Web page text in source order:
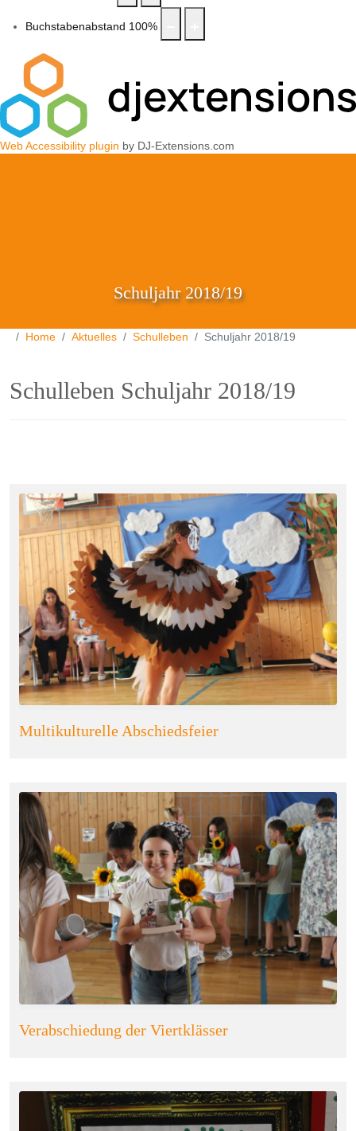
Buchstabenabstand 100%
Web Accessibility plugin by DJ-Extensions.com
Schuljahr 2018/19
Home Aktuelles Schulleben Schuljahr 2018/19
Schulleben Schuljahr 2018/19
Multikulturelle Abschiedsfeier
Verabschiedung der Viertklässer